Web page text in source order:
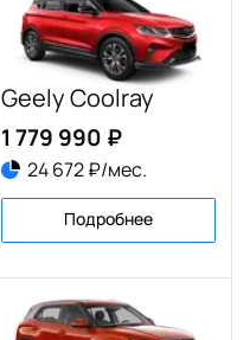
Geely Coolray
1 779 990 ₽
24 672 ₽/мес.
Подробнее